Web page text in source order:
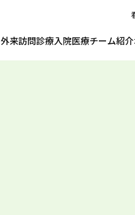
外来訪問診療入院医療チーム紹介